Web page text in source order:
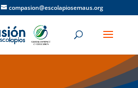
compasion@escolapiosemaus.org